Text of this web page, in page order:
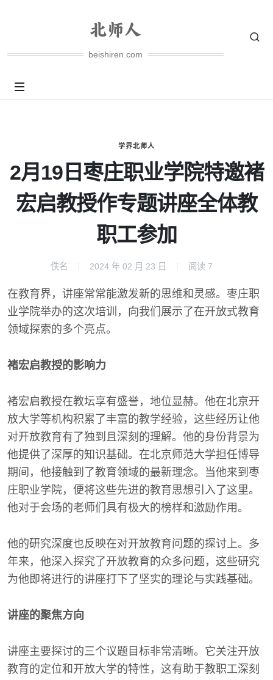
beishiren.com
学界北师人
2月19日枣庄职业学院特邀褚
宏启教授作专题讲座全体教
职工参加
佚名 2024 年 02 月 23 日 阅读 7
在教育界，讲座常常能激发新的思维和灵感。枣庄职
业学院举办的这次培训，向我们展示了在开放式教育
领域探索的多个亮点。
褚宏启教授的影响力
褚宏启教授在教坛享有盛誉，地位显赫。他在北京开
放大学等机构积累了丰富的教学经验，这些经历让他
对开放教育有了独到且深刻的理解。他的身份背景为
他提供了深厚的知识基础。在北京师范大学担任博导
期间，他接触到了教育领域的最新理念。当他来到枣
庄职业学院，便将这些先进的教育思想引入了这里。
他对于会场的老师们具有极大的榜样和激励作用。
他的研究深度也反映在对开放教育问题的探讨上。多
年来，他深入探究了开放教育的众多问题，这些研究
为他即将进行的讲座打下了坚实的理论与实践基础。
讲座的聚焦方向
讲座主要探讨的三个议题目标非常清晰。它关注开放
教育的定位和开放大学的特性，这有助于教职工深刻